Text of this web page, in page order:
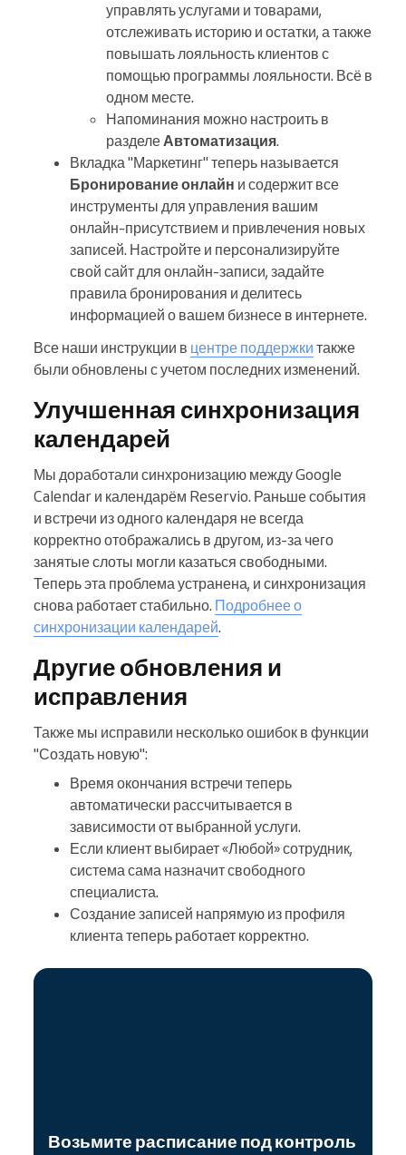
управлять услугами и товарами,
отслеживать историю и остатки, а также
повышать лояльность клиентов с
помощью программы лояльности. Всё в
одном месте.
Напоминания можно настроить в
разделеАвтоматизация.
Вкладка "Маркетинг" теперь называется
Бронирование онлайн и содержит все
инструменты для управления вашим
онлайн‑присутствием и привлечения новых
записей. Настройте и персонализируйте
свой сайт для онлайн‑записи, задайте
правила бронирования и делитесь
информацией о вашем бизнесе в интернете.
Все наши инструкции в центре поддержки также
были обновлены с учетом последних изменений.
Улучшенная синхронизация
календарей
Мы доработали синхронизацию между Google
Calendar и календарём Reservio. Раньше события
и встречи из одного календаря не всегда
корректно отображались в другом, из‑за чего
занятые слоты могли казаться свободными.
Теперь эта проблема устранена, и синхронизация
снова работает стабильно. Подробнее о
синхронизации календарей.
Другие обновления и
исправления
Также мы исправили несколько ошибок в функции
"Создать новую":
Время окончания встречи теперь
автоматически рассчитывается в
зависимости от выбранной услуги.
Если клиент выбирает «Любой» сотрудник,
система сама назначит свободного
специалиста.
Создание записей напрямую из профиля
клиента теперь работает корректно.
Возьмите расписание под контроль